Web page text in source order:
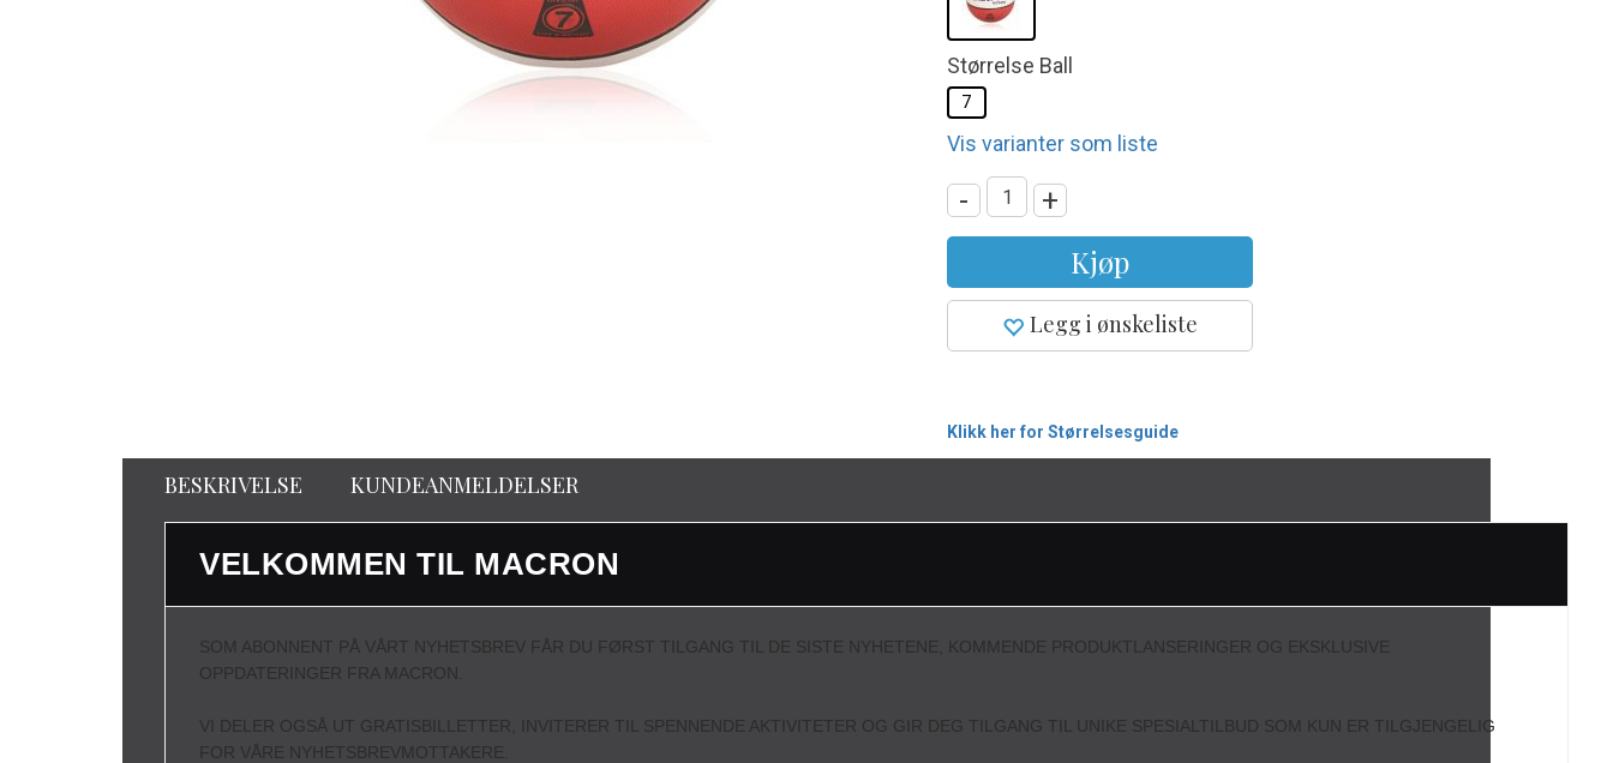
Størrelse Ball
7
Vis varianter som liste
- +
Kjøp
Legg i ønskeliste
Klikk her for Størrelsesguide
BESKRIVELSE KUNDEANMELDELSER
VELKOMMEN TIL MACRON
SOM ABONNENT PÅ VÅRT NYHETSBREV FÅR DU FØRST TILGANG TIL DE SISTE NYHETENE, KOMMENDE PRODUKTLANSERINGER OG EKSKLUSIVE
OPPDATERINGER FRA MACRON.
VI DELER OGSÅ UT GRATISBILLETTER, INVITERER TIL SPENNENDE AKTIVITETER OG GIR DEG TILGANG TIL UNIKE SPESIALTILBUD SOM KUN ER TILGJENGELIG
FOR VÅRE NYHETSBREVMOTTAKERE.